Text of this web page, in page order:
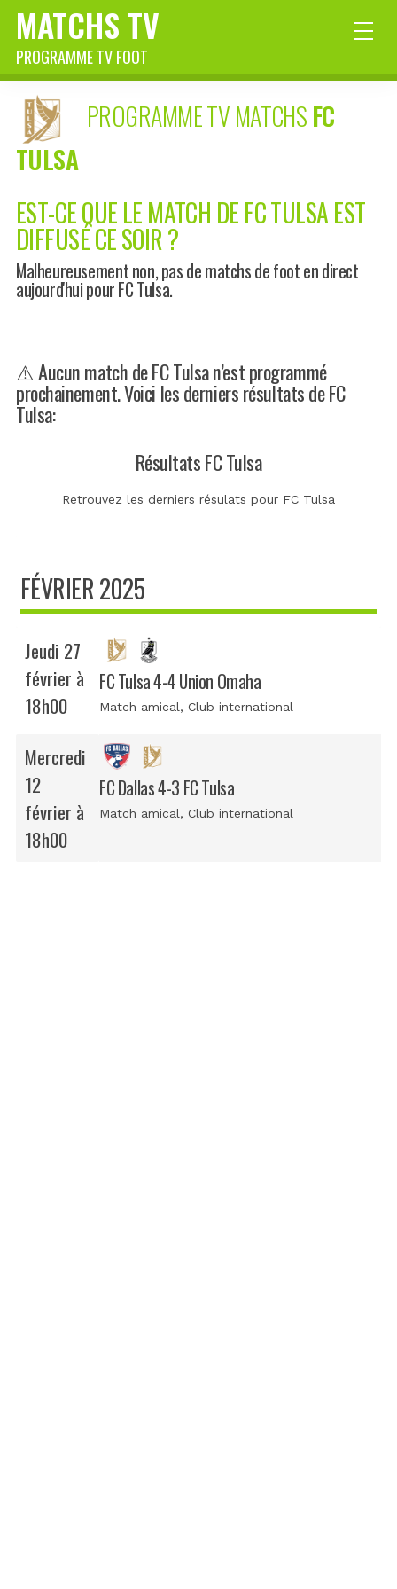
MATCHS TV
PROGRAMME TV FOOT
PROGRAMME TV MATCHSFC
TULSA
EST-CE QUE LE MATCH DE FC TULSA EST
DIFFUSÉ CE SOIR ?
Malheureusement non, pas de matchs de foot en direct
aujourd'hui pour FC Tulsa.
⚠️ Aucun match de FC Tulsa n’est programmé
prochainement. Voici les derniers résultats de FC
Tulsa:
Résultats FC Tulsa
Retrouvez les derniers résulats pour FC Tulsa
FÉVRIER 2025
Jeudi 27
février à
18h00
FC Tulsa 4-4 Union Omaha
Match amical, Club international
Mercredi
12
février à
18h00
FC Dallas 4-3 FC Tulsa
Match amical, Club international